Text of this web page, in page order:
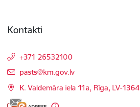
Kontakti
+371 26532100
E-pasts:
pasts@km.gov.lv
K. Valdemāra iela 11a, Rīga, LV-1364